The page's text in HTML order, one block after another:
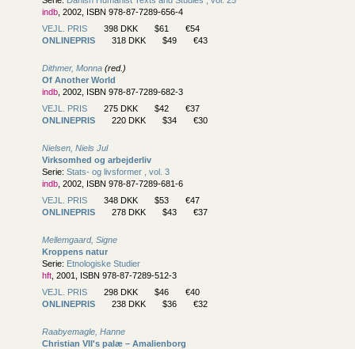
indb , 2002, ISBN 978-87-7289-656-4
VEJL. PRIS
398 DKK $61
€54
ONLINEPRIS
318 DKK $49 €43
Dithmer, Monna (red.)
Of Another World
indb , 2002, ISBN 978-87-7289-682-3
VEJL. PRIS
275 DKK $42
€37
ONLINEPRIS
220 DKK $34 €30
Nielsen, Niels Jul
Virksomhed og arbejderliv
Serie: Stats- og livsformer , vol. 3
indb , 2002, ISBN 978-87-7289-681-6
VEJL. PRIS
348 DKK $53
€47
ONLINEPRIS
278 DKK $43 €37
Mellemgaard, Signe
Kroppens natur
Serie: Etnologiske Studier
hft , 2001, ISBN 978-87-7289-512-3
VEJL. PRIS
298 DKK $46
€40
ONLINEPRIS
238 DKK $36 €32
Raabyemagle, Hanne
Christian VII's palæ – Amalienborg